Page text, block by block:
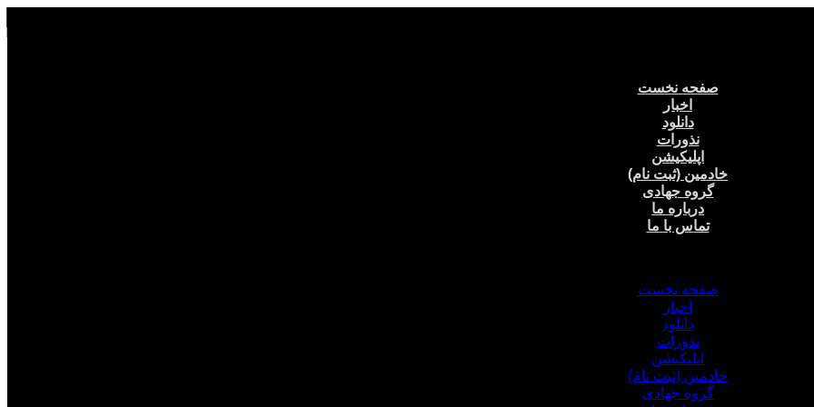
صفحه نخست
اخبار
دانلود
نذورات
اپلیکیشن
خادمین (ثبت نام)
گروه جهادی
درباره ما
تماس با ما
صفحه نخست
اخبار
دانلود
نذورات
اپلیکیشن
خادمین (ثبت نام)
گروه جهادی